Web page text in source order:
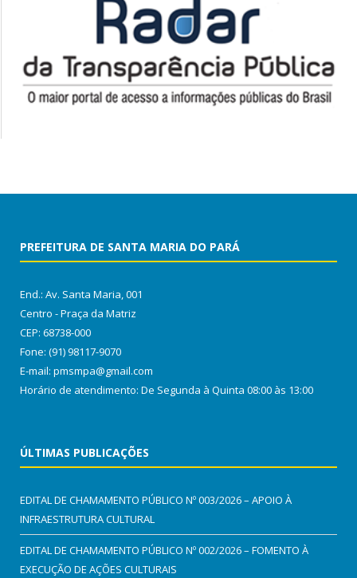
PREFEITURA DE SANTA MARIA DO PARÁ
End.: Av. Santa Maria, 001
Centro - Praça da Matriz
CEP: 68738-000
Fone: (91) 98117-9070
E-mail: pmsmpa@gmail.com
Horário de atendimento: De Segunda à Quinta 08:00 às 13:00
ÚLTIMAS PUBLICAÇÕES
EDITAL DE CHAMAMENTO PÚBLICO Nº 003/2026 – APOIO À
INFRAESTRUTURA CULTURAL
EDITAL DE CHAMAMENTO PÚBLICO Nº 002/2026 – FOMENTO À
EXECUÇÃO DE AÇÕES CULTURAIS